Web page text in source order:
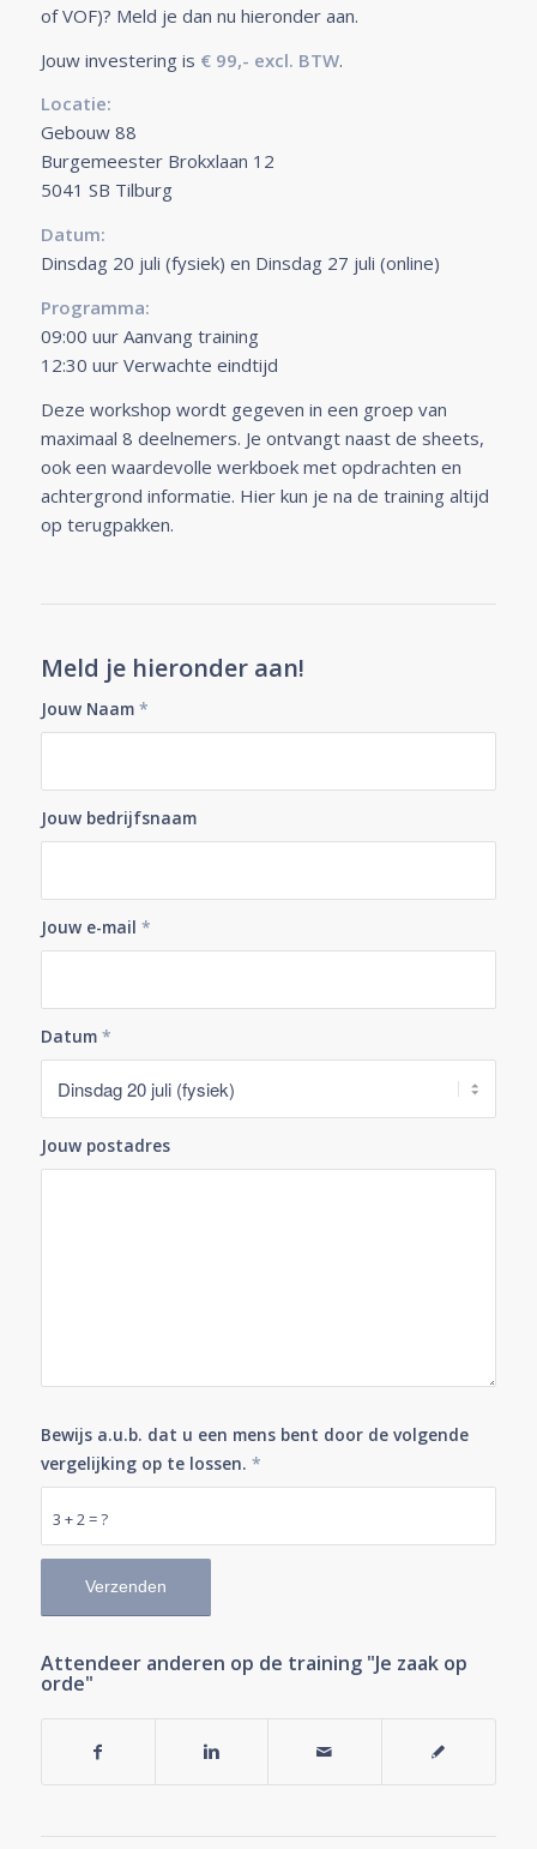
of VOF)? Meld je dan nu hieronder aan.
Jouw investering is € 99,- excl. BTW.
Locatie:
Gebouw 88
Burgemeester Brokxlaan 12
5041 SB Tilburg
Datum:
Dinsdag 20 juli (fysiek) en Dinsdag 27 juli (online)
Programma:
09:00 uur Aanvang training
12:30 uur Verwachte eindtijd
Deze workshop wordt gegeven in een groep van
maximaal 8 deelnemers. Je ontvangt naast de sheets,
ook een waardevolle werkboek met opdrachten en
achtergrond informatie. Hier kun je na de training altijd
op terugpakken.
Meld je hieronder aan!
Jouw Naam *
Jouw bedrijfsnaam
Jouw e-mail *
Datum *
Jouw postadres
3 + 2 = ?
Bewijs a.u.b. dat u een mens bent door de volgende
vergelijking op te lossen. *
Attendeer anderen op de training "Je zaak op
orde"